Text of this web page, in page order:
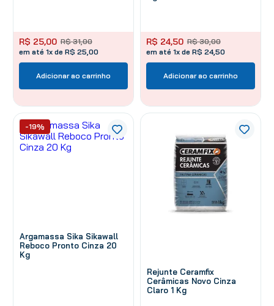
R$ 31,00
R$ 25,00
em até 1x de R$ 25,00
Adicionar ao carrinho
R$ 30,00
R$ 24,50
em até 1x de R$ 24,50
Adicionar ao carrinho
Argamassa Sika Sikawall
Reboco Pronto Cinza 20
Kg
-19%
Rejunte Ceramfix
Cerâmicas Novo Cinza
Claro 1 Kg